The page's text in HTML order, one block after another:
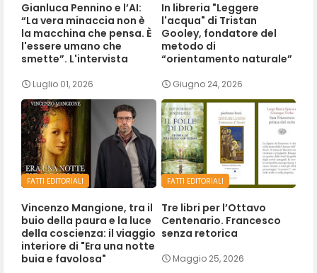
Gianluca Pennino e l’AI:
“La vera minaccia non è
la macchina che pensa. È
l'essere umano che
smette”. L'intervista
Luglio 01, 2026
In libreria "Leggere
l'acqua" di Tristan
Gooley, fondatore del
metodo di
“orientamento naturale”
Giugno 24, 2026
FATTI EDITORIALI
Vincenzo Mangione, tra il
buio della paura e la luce
della coscienza: il viaggio
interiore di "Era una notte
buia e favolosa"
FATTI EDITORIALI
Tre libri per l’Ottavo
Centenario. Francesco
senza retorica
Maggio 25, 2026